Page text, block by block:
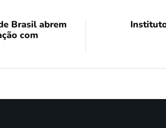
Brasil abrem
com